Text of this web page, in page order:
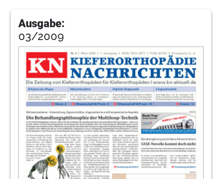
Ausgabe:
03/2009